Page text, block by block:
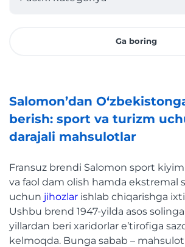
Ga boring
Salomon’dan
berish: sport va turizm
darajali mahsulotlar
Fransuz brendi Salomon sport
va faol dam olish hamda ekstremal
uchun jihozlar ishlab chiqarishga
Ushbu brend 1947-yilda asos
yillardan beri xaridorlar e’tirofiga
kelmoqda. Bunga sabab –